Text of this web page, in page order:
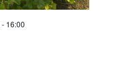
- 16:00